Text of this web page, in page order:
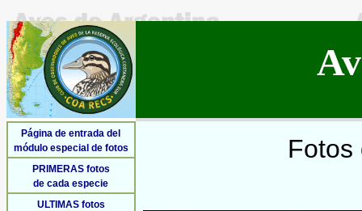
Página de entrada del
módulo especial de fotos
PRIMERAS fotos
de cada especie
ULTIMAS fotos
Fotos